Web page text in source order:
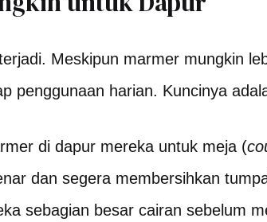
Meskipun marmer mungkin
penggunaan harian. Kuncinya
di dapur mereka untuk meja (
dan segera membersihkan
sebagian besar cairan sebelum